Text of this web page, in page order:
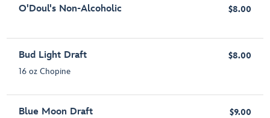
O'Doul's Non-Alcoholic $8.00
Bud Light Draft
16 oz Chopine
$8.00
Blue Moon Draft $9.00